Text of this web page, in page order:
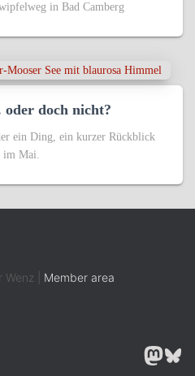
in Bad Camberg
doch nicht?
ein Ding, ein kurzer Rückblick
im Mai.
| Member area
MASTODON